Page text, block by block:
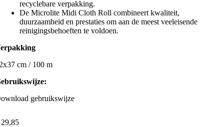
recyclebare verpakking.
De Microlite Midi Cloth Roll combineert kwaliteit,
duurzaamheid en prestaties om aan de meest veeleisende
reinigingsbehoeften te voldoen.
cm / 100 m
gebruikswijze